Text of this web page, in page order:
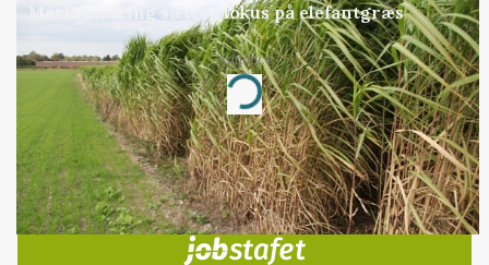
Markvandring sætter fokus på elefantgræs
Annonce
Loading...
Jobs
i samarbejde med